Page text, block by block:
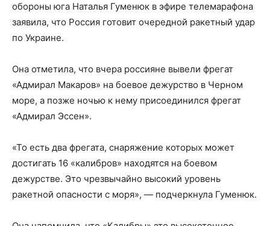
обороны юга Наталья Гуменюк в эфире телемарафона
заявила, что Россия готовит очередной ракетный удар
по Украине.
Она отметила, что вчера россияне вывели фрегат
«Адмирал Макаров» на боевое дежурство в Черном
море, а позже ночью к нему присоединился фрегат
«Адмирал Эссен».
«То есть два фрегата, снаряжение которых может
достигать 16 «калибров» находятся на боевом
дежурстве. Это чрезвычайно высокий уровень
ракетной опасности с моря», — подчеркнула Гуменюк.